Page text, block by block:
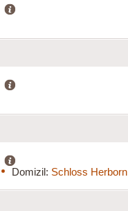
Domizil: Schloss Herborn